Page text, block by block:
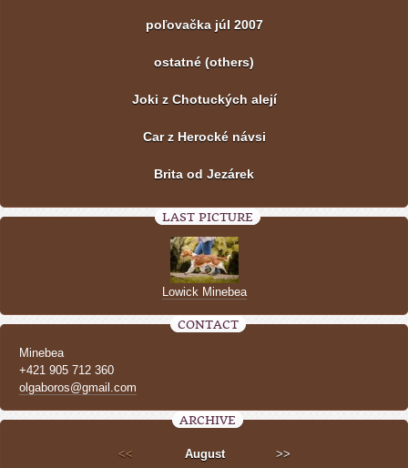
poľovačka júl 2007
ostatné (others)
Joki z Chotuckých alejí
Car z Herocké návsi
Brita od Jezárek
LAST PICTURE
Lowick Minebea
CONTACT
Minebea
+421 905 712 360
olgaboros@gmail.com
ARCHIVE
<< August >>